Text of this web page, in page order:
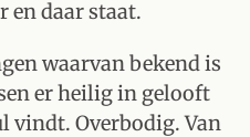
en daar staat.
waarvan bekend is
er heilig in gelooft
vindt. Overbodig. Van